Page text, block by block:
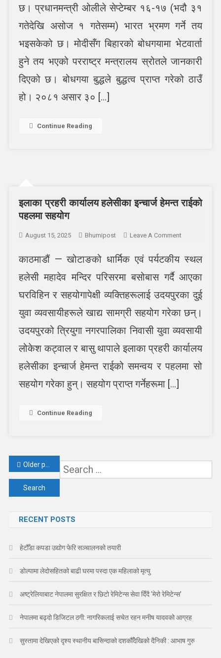
बिहारको
भेटवार्ता
छ। प्रधानमन्त्री ओलीले सेप्टेम्बर १६-१७ (भदौ ३१
गतेदेखि असोज १ गतेसम्म) भारत भ्रमण गर्ने तय
भइसकेको छ। मोदीसँग बिहारको बोधगयामा भेटवार्ता
हुने तय भएको परराष्ट्र मन्त्रालय स्रोतले जानकारी
दिएको छ। बोधगया बुद्धले बुद्धत्व प्राप्त गरेको ठाउँ
हो। २०८१ असार ३० […]
Continue Reading
इलाका प्रहरी कार्यालय हलेसीका इन्चार्ज हेमन्त राईको
पहलमा सहयोग
August 15, 2025 Bhumipost Leave A CommentOn
प्रहरी
हलेसीका
इन्चार्ज
राईको
काठमाडौं — खोटाङको धार्मिक एवं पर्यटकीय स्थल
हलेसी महादेव मन्दिर परिसरमा बसोबास गर्दै आएका
घरविहिन र सहयोगापेक्षी व्यक्तिहरूलाई उदयपुरका दुई
युवा व्यवसायीहरूले खाद्य सामग्री सहयोग गरेका छन्।
उदयपुरको त्रियुगा नगरपालिका निवासी युवा व्यवसायी
लोकेश कट्वाल र बासु थापाले इलाका प्रहरी कार्यालय
हलेसीका इन्चार्ज हेमन्त राईको समन्वय र पहलमा सो
सहयोग गरेका हुन्। सहयोग प्राप्त गर्नेहरूमा […]
Continue Reading
Posts
navigation
Older posts
RECENT POSTS
हेटौँडा कपडा उद्योग फेरि सञ्चालनको तयारी
डोल्पामा लेदोसहितको बाढी घरमा पस्दा एक महिलाको मृत्यु
अष्ट्रेलियाबाट नेपालमा सुरक्षित र छिटो रेमिटेन्स सेवा दिँदै ‘मेरो रेमिटेन्स’
नेपालमा बढ्दो डिजिटल ठगी: नागरिकलाई सचेत रहन मनीष यादवको आग्रह
सुस्तामा देखिएको दृश्य स्थानीय बासिन्दाको दशकौँदेखिको दैनिकी : आभाष गुरु